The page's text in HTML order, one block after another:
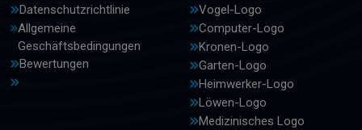
Datenschutzrichtlinie
Allgemeine
Geschäftsbedingungen
Bewertungen
Vogel-Logo
Computer-Logo
Kronen-Logo
Garten-Logo
Heimwerker-Logo
Löwen-Logo
Medizinisches Logo